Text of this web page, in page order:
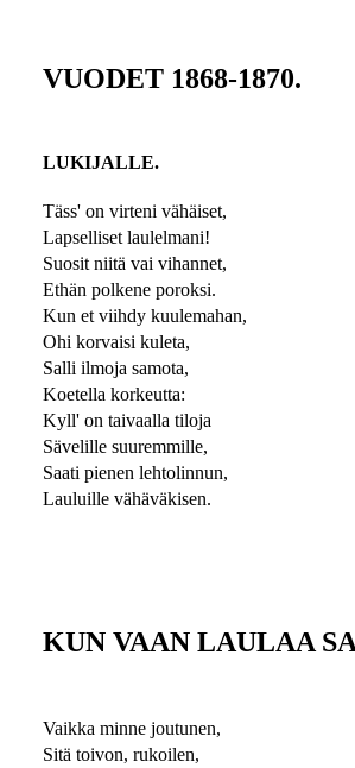
VUODET 1868-1870.
LUKIJALLE.
Täss' on virteni vähäiset,
Lapselliset laulelmani!
Suosit niitä vai vihannet,
Ethän polkene poroksi.
Kun et viihdy kuulemahan,
Ohi korvaisi kuleta,
Salli ilmoja samota,
Koetella korkeutta:
Kyll' on taivaalla tiloja
Sävelille suuremmille,
Saati pienen lehtolinnun,
Lauluille vähäväkisen.
KUN VAAN LAULAA
Vaikka minne joutunen,
Sitä toivon, rukoilen,